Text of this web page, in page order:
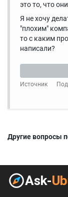
это то, что
Я не хочу
"плохим"
то с каким
написали?
Источник
Другие вопросы